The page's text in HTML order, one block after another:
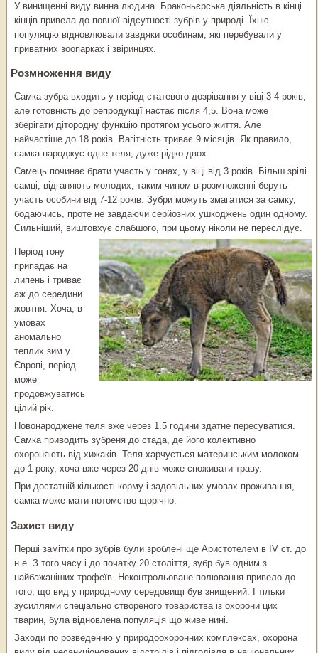
У винищенні виду винна людина. Браконьєрська діяльність в кінці
кінців привела до повної відсутності зубрів у природі. Їхню
популяцію відновлювали завдяки особинам, які перебували у
приватних зоопарках і звіринцях.
Розмноження виду
Самка зубра входить у період статевого дозрівання у віці 3-4 років,
але готовність до репродукції настає після 4,5. Вона може
зберігати дітородну функцію протягом усього життя. Але
найчастіше до 18 років. Вагітність триває 9 місяців. Як правило,
самка народжує одне теля, дуже рідко двох.
Самець починає брати участь у гонах, у віці від 3 років. Більш зрілі
самці, відганяють молодих, таким чином в розмноженні беруть
участь особини від 7-12 років. Зубри можуть змагатися за самку,
бодаючись, проте не завдаючи серйозних ушкоджень один одному.
Сильніший, виштовхує слабшого, при цьому ніколи не переслідує.
Період гону
припадає на
липень і триває
аж до середини
жовтня. Хоча, в
умовах
аномально
теплих зим у
Європі, період
може
продовжуватись
цілий рік.
Новонароджене теля вже через 1.5 години здатне пересуватися.
Самка приводить зубреня до стада, де його колективно
охороняють від хижаків. Теля харчується материнським молоком
до 1 року, хоча вже через 20 днів може споживати траву.
При достатній кількості корму і задовільних умовах проживання,
самка може мати потомство щорічно.
Захист виду
Перші замітки про зубрів були зроблені ще Аристотелем в IV ст. до
н.е. З того часу і до початку 20 століття, зубр був одним з
найбажаніших трофеїв. Неконтрольоване полювання привело до
того, що вид у природному середовищі був знищений. І тільки
зусиллями спеціально створеного товариства із охорони цих
тварин, була відновлена​​ популяція що живе нині.
Заходи по розведенню у природоохоронних комплексах, охорона